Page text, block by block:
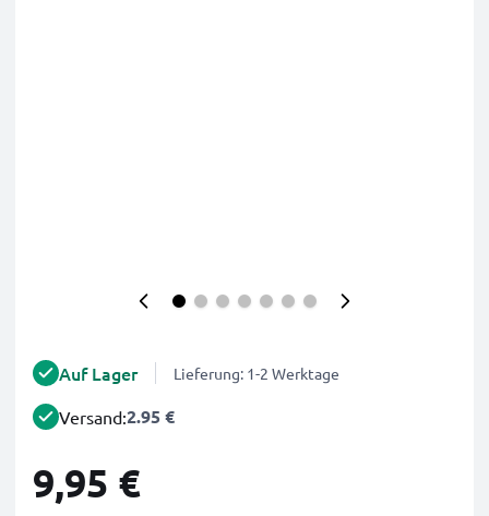
Auf Lager Lieferung: 1-2 Werktage
Versand:2.95 €
9,95 €